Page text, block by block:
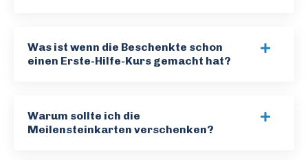
Was ist wenn die Beschenkte schon
einen Erste-Hilfe-Kurs gemacht hat?
Warum sollte ich die
Meilensteinkarten verschenken?